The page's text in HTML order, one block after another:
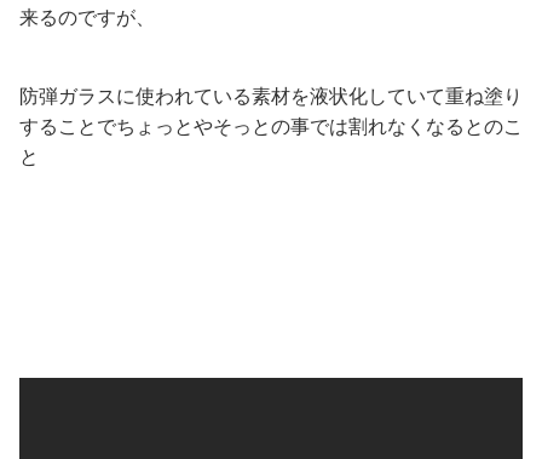
来るのですが、
防弾ガラスに使われている素材を液状化していて重ね塗り
することでちょっとやそっとの事では割れなくなるとのこ
と